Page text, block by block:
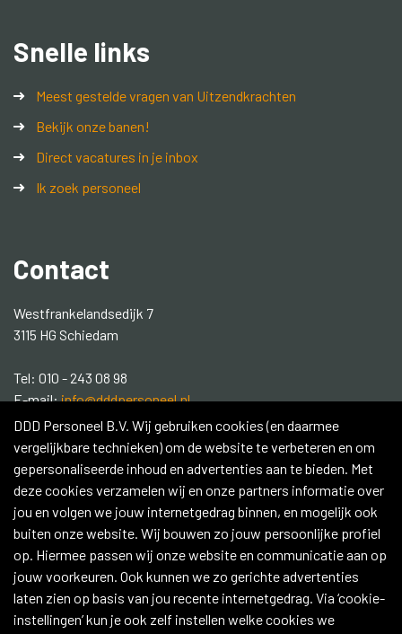
Snelle links
Meest gestelde vragen van Uitzendkrachten
Bekijk onze banen!
Direct vacatures in je inbox
Ik zoek personeel
Contact
Westfrankelandsedijk 7
3115 HG Schiedam
Tel: 010 - 243 08 98
E-mail:info@dddpersoneel.nl
Social media:
Contacteer ons
Copyright 2026 © DDD Personeel
|IK ZOEK PRODUCTIE PERSONEEL
DDD Personeel B.V. Wij gebruiken cookies (en daarmee
vergelijkbare technieken) om de website te verbeteren en om
gepersonaliseerde inhoud en advertenties aan te bieden. Met
deze cookies verzamelen wij en onze partners informatie over
jou en volgen we jouw internetgedrag binnen, en mogelijk ook
buiten onze website. Wij bouwen zo jouw persoonlijke profiel
op. Hiermee passen wij onze website en communicatie aan op
jouw voorkeuren. Ook kunnen we zo gerichte advertenties
laten zien op basis van jou recente internetgedrag. Via ‘cookie-
instellingen’ kun je ook zelf instellen welke cookies we